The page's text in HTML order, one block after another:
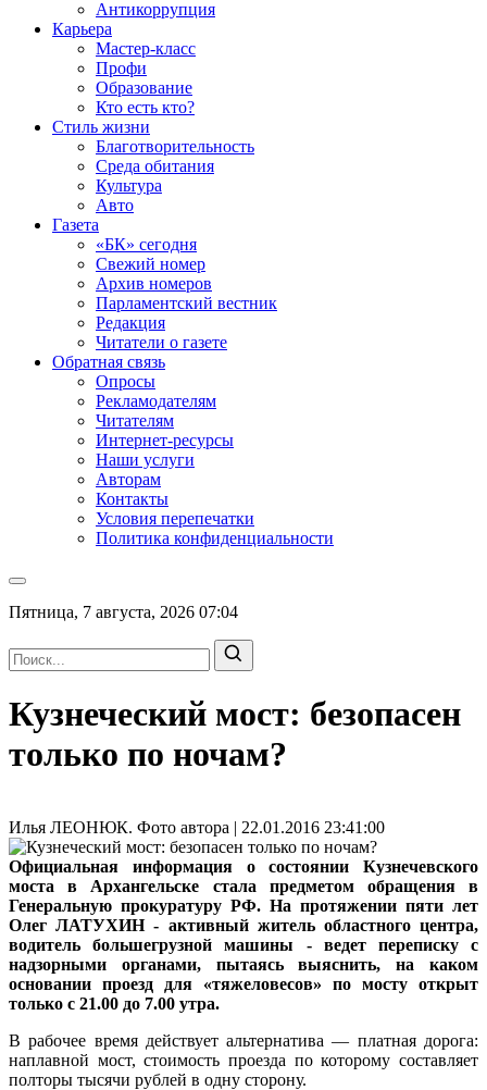
Антикоррупция
Карьера
Мастер-класс
Профи
Образование
Кто есть кто?
Стиль жизни
Благотворительность
Среда обитания
Культура
Авто
Газета
«БК» сегодня
Свежий номер
Архив номеров
Парламентский вестник
Редакция
Читатели о газете
Обратная связь
Опросы
Рекламодателям
Читателям
Интернет-ресурсы
Наши услуги
Авторам
Контакты
Условия перепечатки
Политика конфиденциальности
Пятница, 7 августа, 2026 07:04
Кузнеческий мост: безопасен
только по ночам?
Илья ЛЕОНЮК. Фото автора | 22.01.2016 23:41:00
Официальная информация о состоянии Кузнечевского
моста в Архангельске стала предметом обращения в
Генеральную прокуратуру РФ. На протяжении пяти лет
Олег ЛАТУХИН - активный житель областного центра,
водитель большегрузной машины - ведет переписку с
надзорными органами, пытаясь выяснить, на каком
основании проезд для «тяжеловесов» по мосту открыт
только с 21.00 до 7.00 утра.
В рабочее время действует альтернатива — платная дорога:
наплавной мост, стоимость проезда по которому составляет
полторы тысячи рублей в одну сторону.